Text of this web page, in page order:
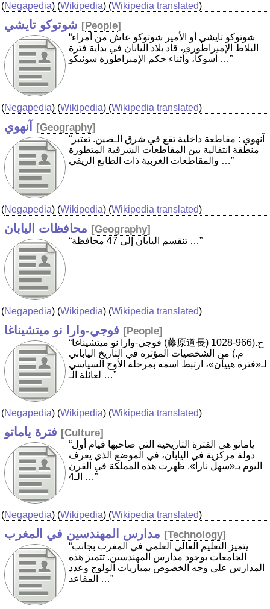
(Negapedia) (Wikipedia) (Wikipedia translated)
شوتوكو تايشي [People]
“شوتوكو تايشي أو الأمير شوتوكو عاش من أمراء
البلاط الإمبراطوري، قاد بلاد اليابان في بداية فترة
أسوكا، وأثناء حكم الإمبراطورة سوئيكو …”
(Negapedia) (Wikipedia) (Wikipedia translated)
آنهوي [Geography]
“آنهوي : مقاطعة داخلية تقع في شرق الـصين. تعتبر
منطقة انتقالية بين المقاطعات الشرقية المتطورة
والمقاطعات الغربية ذات الطابع الريفي …”
(Negapedia) (Wikipedia) (Wikipedia translated)
محافظات اليابان [Geography]
“تنقسم اليابان إلى 47 محافظة …”
(Negapedia) (Wikipedia) (Wikipedia translated)
فوجي-وارا نو ميتشيناغا [People]
“فوجي-وارا نو ميتشيناغا (藤原道長) ح.(966-1028
م.) من الشخصيات المؤثرة في التاريخ الياباني
لـ«فترة هييآن»، ارتبط اسمه بمرحلة الأوج السياسي
لعائلة الـ …”
(Negapedia) (Wikipedia) (Wikipedia translated)
فترة ياماتو [Culture]
“ياماتو هي الفترة التاريخية التي صاحبها قيام أول
دولة مركزية في اليابان، في الموضع الذي يعرف
اليوم بـ«سهل نارا». ظهرت هذه المملكة في القرن
الـ4 …”
(Negapedia) (Wikipedia) (Wikipedia translated)
مدارس المهندسين في المغرب [Technology]
“يتميز التعليم العالي العلمي في المغرب بجانب
الجامعات بوجود مدارس المهندسين. تتميز هذه
المدارس على وجه الخصوص بمباريات الولوج وعدد
المقاعد …”